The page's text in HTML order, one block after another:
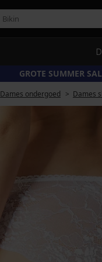
GROTE SUMMER
Dames ondergoed Dames